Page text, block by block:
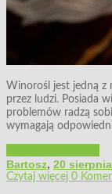
Winorośl jest jedną z
przez ludzi. Posiada
problemów radzą
wymagają
Bartosz, 20
Czytaj więcej 0